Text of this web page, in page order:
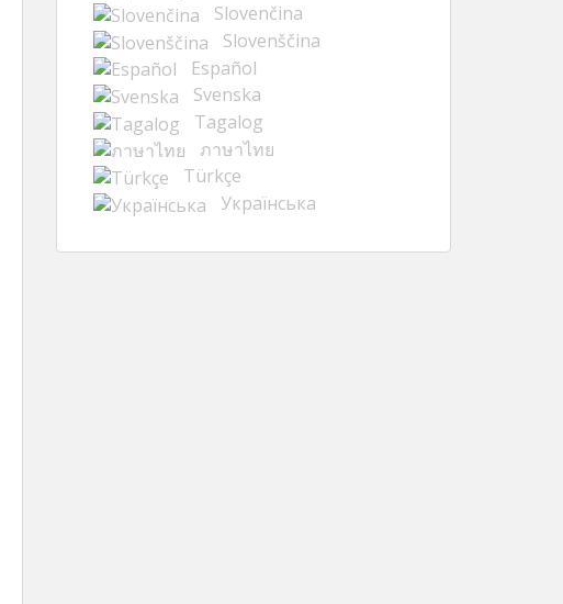
Slovenčina
Slovenščina
Español
Svenska
Tagalog
ภาษาไทย
Türkçe
Українська